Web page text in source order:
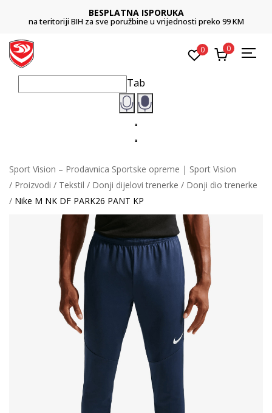
BESPLATNA ISPORUKA
na teritoriji BIH za sve poružbine u vrijednosti preko 99 KM
0 0
Tab
Sport Vision – Prodavnica Sportske opreme | Sport Vision
Proizvodi
Tekstil Donji dijelovi trenerke
Donji dio trenerke
Nike M NK DF PARK26 PANT KP